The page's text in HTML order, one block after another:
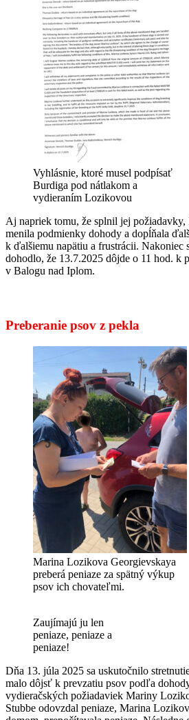
Vyhlásnie, ktoré musel podpísať
Burdiga pod nátlakom a
vydieraním Lozikovou
Aj napriek tomu, že splnil jej
menila podmienky dohody a dopĺňala
k ďalšiemu napätiu a frustrácii. Nakoniec
dohodlo, že 13.7.2025 dôjde o 11 hod. k
v Balogu nad Iplom.
Preberanie psov z pekla
Marina Lozikova Georgievskaya
preberá peniaze za spätný výkup
psov ich chovateľmi.
Zaujímajú ju len
peniaze, peniaze a
peniaze!
Dňa 13. júla 2025 sa uskutočnilo
malo dôjsť k prevzatiu psov podľa
vydieračských požiadaviek Mariny
Stubbe odovzdal peniaze, Marina